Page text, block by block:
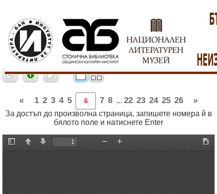
« 1 2 3 4 5 7 8 ... 22 23 24 25 26 »
За достъп до произволна страница, запишете номера й в
бялото поле и натиснете Enter